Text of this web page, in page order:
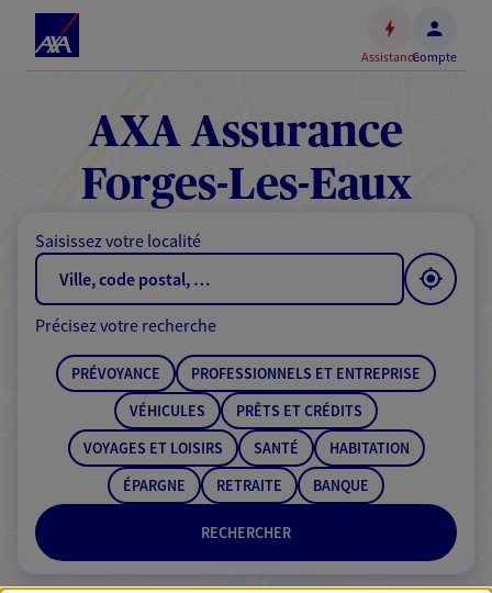
Accéder
contenu
principal
Accéder
au
de
AssistanceCompte
AXA Assurance
Forges-Les-Eaux
Saisissez votre localité
RECHERCHER
Précisez votre recherche
PRÉVOYANCE
PROFESSIONNELS ET ENTREPRISE
VÉHICULES
PRÊTS ET CRÉDITS
VOYAGES ET LOISIRS
SANTÉ
HABITATION
ÉPARGNE
RETRAITE BANQUE